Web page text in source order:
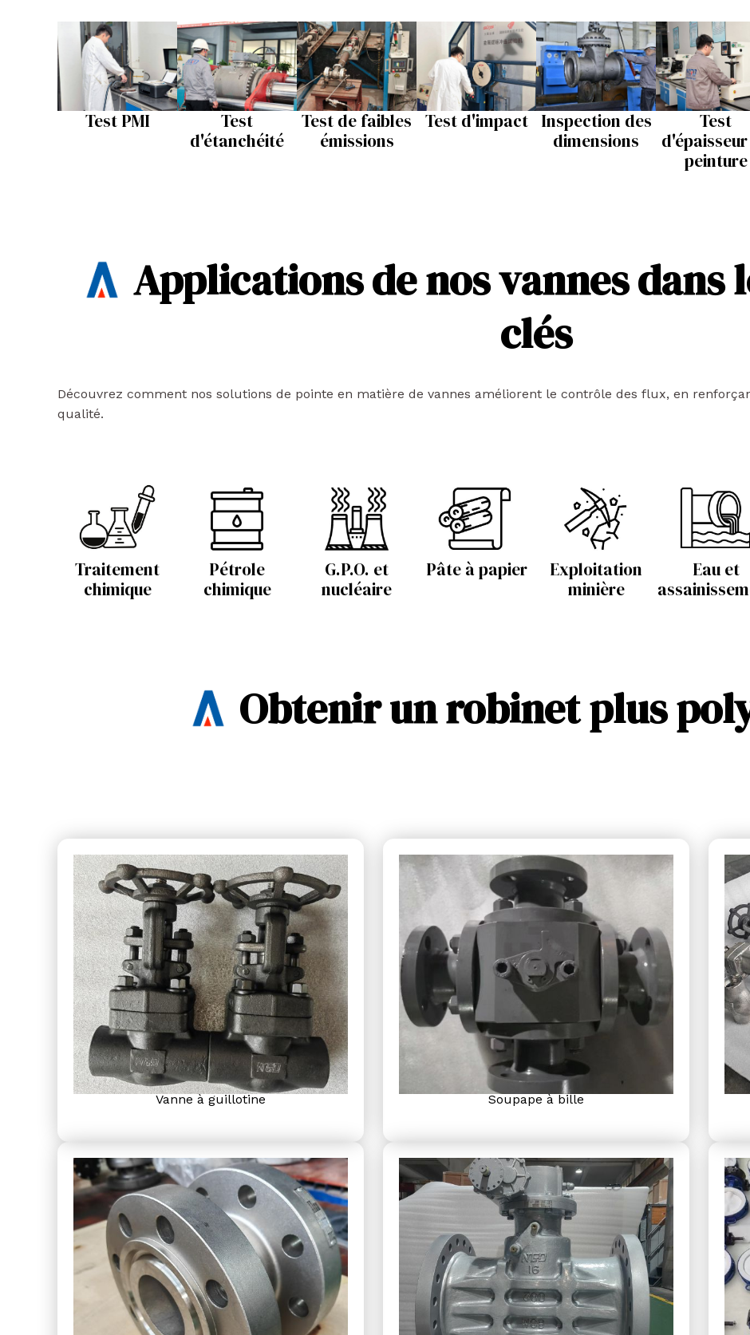
Test PMI
Test
d'étanchéité
Test de faibles
émissions
Test d'impact
Inspection des
dimensions
Test
peinture
Applications de nos vannes dans
clés
Découvrez comment nos solutions de pointe en matière de vannes améliorent le contrôle des flux, en
qualité.
Traitement
chimique
Pétrole
chimique
G.P.O. et
nucléaire
Pâte à papier
Exploitation
minière
Eau et
Obtenir un robinet plus
Vanne à guillotine Soupape à bille